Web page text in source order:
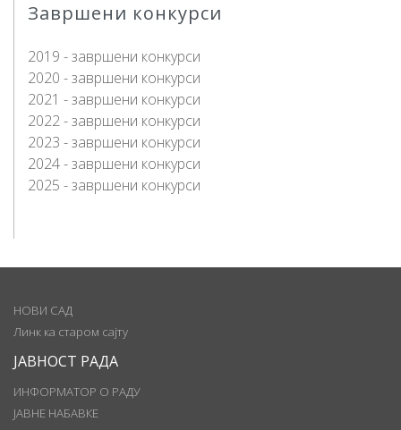
Завршени конкурси
2019 - завршени конкурси
2020 - завршени конкурси
2021 - завршени конкурси
2022 - завршени конкурси
2023 - завршени конкурси
2024 - завршени конкурси
2025 - завршени конкурси
НОВИ САД
Линк ка старом сајту
ЈАВНОСТ РАДА
ИНФОРМАТОР О РАДУ
ЈАВНЕ НАБАВКЕ